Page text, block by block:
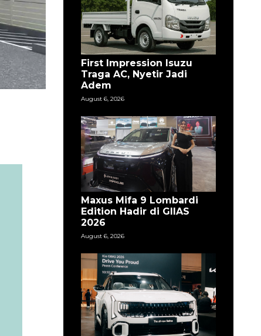
First Impression Isuzu
Traga AC, Nyetir Jadi
Adem
August 6, 2026
Maxus Mifa 9 Lombardi
Edition Hadir di GIIAS
2026
August 6, 2026